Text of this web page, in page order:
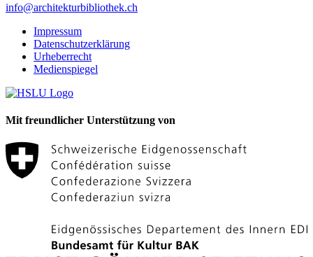
info@architekturbibliothek.ch
Impressum
Datenschutzerklärung
Urheberrecht
Medienspiegel
Mit freundlicher Unterstützung von